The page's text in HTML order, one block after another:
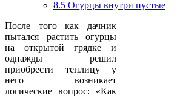
8.5 Огурцы внутри пустые
После того как дачник
пытался растить огурцы
на открытой грядке и
однажды решил
приобрести теплицу у
него возникает
логические вопрос: «Как